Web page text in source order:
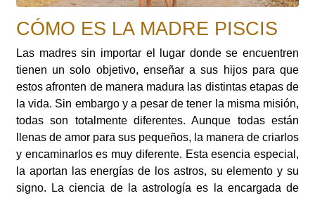
CÓMO ES LA MADRE PISCIS
Las madres sin importar el lugar donde se encuentren
tienen un solo objetivo, enseñar a sus hijos para que
estos afronten de manera madura las distintas etapas de
la vida. Sin embargo y a pesar de tener la misma misión,
todas son totalmente diferentes. Aunque todas están
llenas de amor para sus pequeños, la manera de criarlos
y encaminarlos es muy diferente. Esta esencia especial,
la aportan las energías de los astros, su elemento y su
signo. La ciencia de la astrología es la encargada de